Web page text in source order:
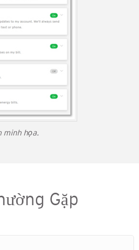
minh họa.
Gặp